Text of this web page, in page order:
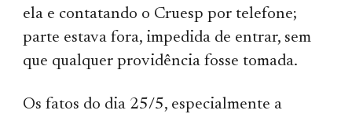
ela e contatando o Cruesp por telefone;
parte estava fora, impedida de entrar, sem
que qualquer providência fosse tomada.
Os fatos do dia 25/5, especialmente a